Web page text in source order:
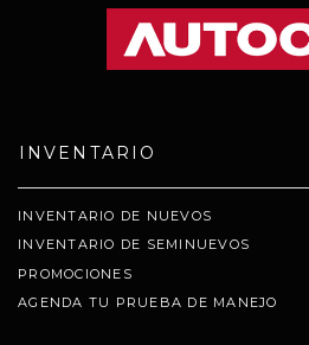
INVENTARIO
INVENTARIO DE NUEVOS
INVENTARIO DE SEMINUEVOS
PROMOCIONES
AGENDA TU PRUEBA DE MANEJO